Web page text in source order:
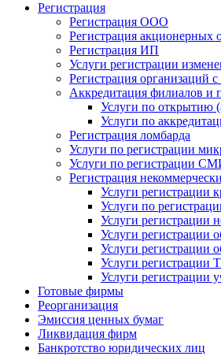
Регистрация
Регистрация ООО
Регистрация акционерных
Регистрация ИП
Услуги регистрации
Регистрация организаций
Аккредитация филиалов и
Услуги по открытию
Услуги по
Регистрация ломбарда
Услуги по регистрации
Услуги по регистрации
Регистрация
Услуги регистрации
Услуги по
Услуги регистрации
Услуги регистрации
Услуги регистрации
Услуги регистрации
Услуги регистрации
Готовые фирмы
Реорганизация
Эмиссия ценных бумаг
Ликвидация фирм
Банкротство юридических лиц